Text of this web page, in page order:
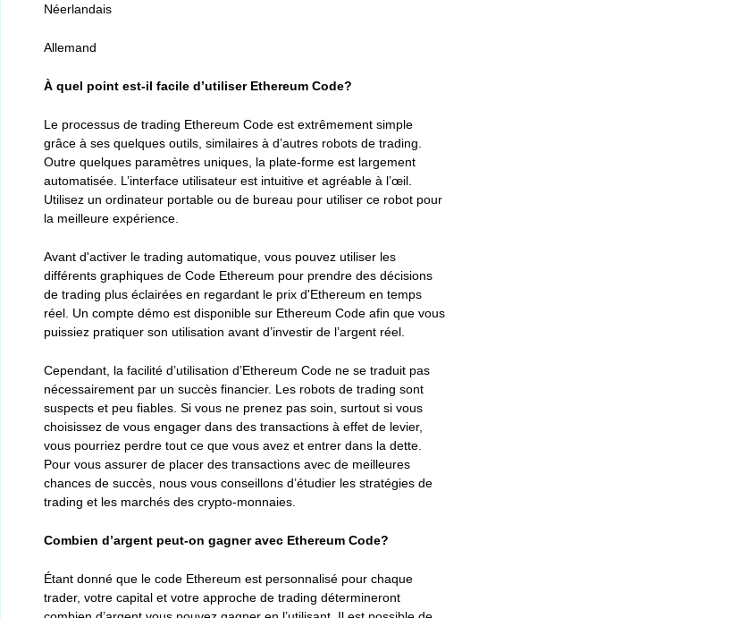
Néerlandais
Allemand
À quel point est-il facile d’utiliser Ethereum Code?
Le processus de trading Ethereum Code est extrêmement simple
grâce à ses quelques outils, similaires à d’autres robots de trading.
Outre quelques paramètres uniques, la plate-forme est largement
automatisée. L’interface utilisateur est intuitive et agréable à l’œil.
Utilisez un ordinateur portable ou de bureau pour utiliser ce robot pour
la meilleure expérience.
Avant d'activer le trading automatique, vous pouvez utiliser les
différents graphiques de Code Ethereum pour prendre des décisions
de trading plus éclairées en regardant le prix d'Ethereum en temps
réel. Un compte démo est disponible sur Ethereum Code afin que vous
puissiez pratiquer son utilisation avant d’investir de l’argent réel.
Cependant, la facilité d’utilisation d’Ethereum Code ne se traduit pas
nécessairement par un succès financier. Les robots de trading sont
suspects et peu fiables. Si vous ne prenez pas soin, surtout si vous
choisissez de vous engager dans des transactions à effet de levier,
vous pourriez perdre tout ce que vous avez et entrer dans la dette.
Pour vous assurer de placer des transactions avec de meilleures
chances de succès, nous vous conseillons d’étudier les stratégies de
trading et les marchés des crypto-monnaies.
Combien d’argent peut-on gagner avec Ethereum Code?
Étant donné que le code Ethereum est personnalisé pour chaque
trader, votre capital et votre approche de trading détermineront